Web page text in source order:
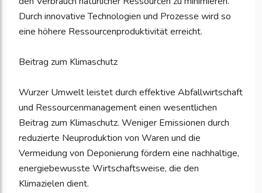
Durch innovative Technologien und Prozesse wird so
eine höhere Ressourcenproduktivität erreicht.
Beitrag zum Klimaschutz
Wurzer Umwelt leistet durch effektive Abfallwirtschaft
und Ressourcenmanagement einen wesentlichen
Beitrag zum Klimaschutz. Weniger Emissionen durch
reduzierte Neuproduktion von Waren und die
Vermeidung von Deponierung fördern eine nachhaltige,
energiebewusste Wirtschaftsweise, die den
Klimazielen dient.